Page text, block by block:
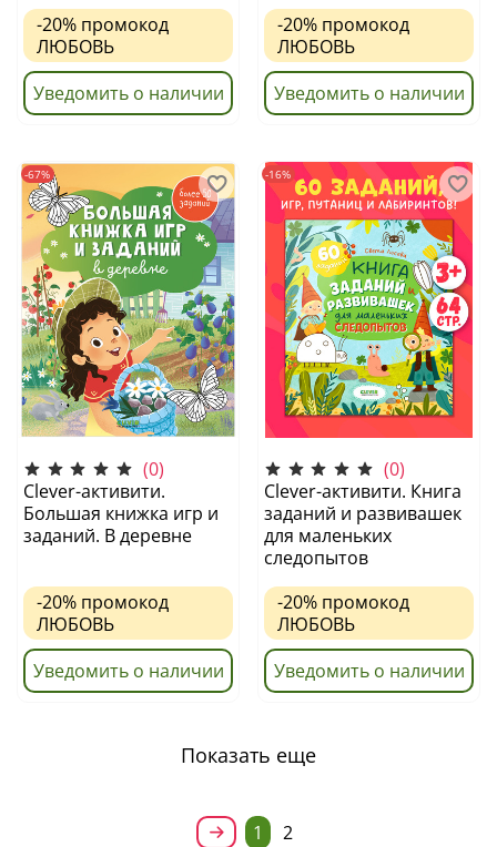
-20% промокод
ЛЮБОВЬ
Уведомить о наличии
-20% промокод
ЛЮБОВЬ
Уведомить о наличии
-67%
(0)
Clever-активити.
Большая книжка игр и
заданий. В деревне
-20% промокод
ЛЮБОВЬ
Уведомить о наличии
-16%
(0)
Clever-активити. Книга
заданий и развивашек
для маленьких
следопытов
-20% промокод
ЛЮБОВЬ
Уведомить о наличии
Показать еще
1 2